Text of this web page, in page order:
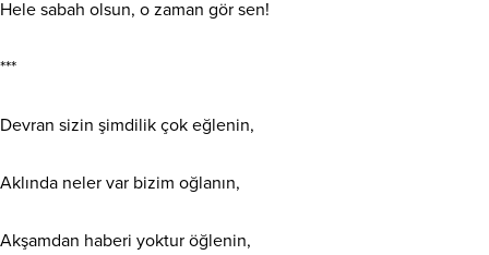
Hele sabah olsun, o zaman gör sen!
***
Devran sizin şimdilik çok eğlenin,
Aklında neler var bizim oğlanın,
Akşamdan haberi yoktur öğlenin,